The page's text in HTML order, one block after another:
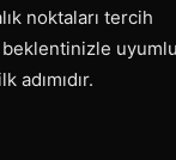
noktaları tercih
uyumlu
adımıdır.